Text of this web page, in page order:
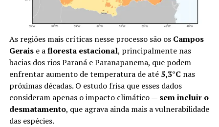
As regiões mais críticas nesse processo são os Campos
Geraise afloresta estacional, principalmente nas
bacias dos rios Paraná e Paranapanema, que podem
enfrentar aumento de temperatura de até 5,3°C nas
próximas décadas. O estudo frisa que esses dados
consideram apenas o impacto climático — sem incluir o
desmatamento, que agrava ainda mais a vulnerabilidade
das espécies.